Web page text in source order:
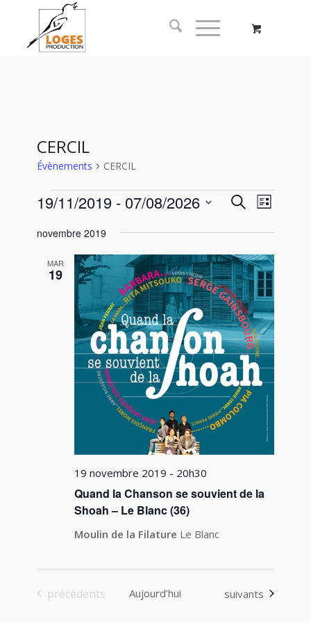
CERCIL
Évènements CERCIL
de
vues
Recherche
de
vues
Liste
19/11/2019 - 07/08/2026
une
novembre 2019
MAR
19
Quand la Chanson se souvient de la
Shoah – Le Blanc (36)
19 novembre 2019 - 20h30
Moulin de la Filature Le Blanc
Évènements
précédents Aujourd’hui Évènements
suivants